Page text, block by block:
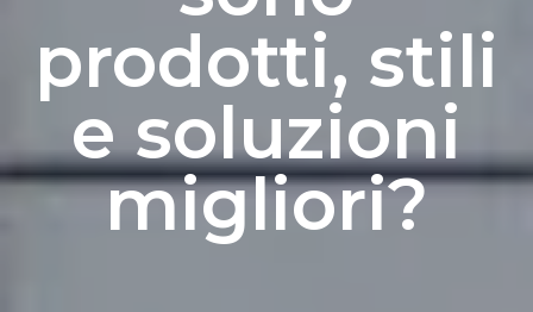
prodotti, stili
e soluzioni
migliori?